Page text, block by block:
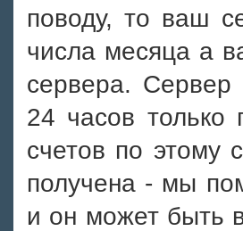
поводу, то ваш
числа месяца а
сервера. Сервер
24 часов только
счетов по этому
получена - мы
и он может быть